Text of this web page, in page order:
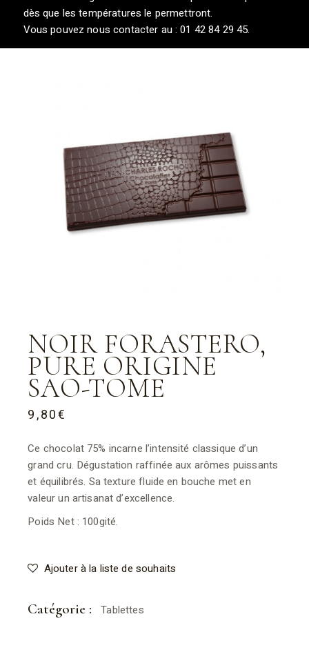
dès que les températures le permettront.
Vous pouvez nous contacter au : 01 42 84 29 45.
NOIR FORASTERO,
PURE ORIGINE
SAO-TOME
9,80€
Ce chocolat 75% incarne l’intensité classique d’un
grand cru. Dégustation raffinée aux arômes puissants
et équilibrés. Sa texture fluide en bouche met en
valeur un artisanat d’excellence.
Poids Net : 100gité.
Ajouter à la liste de souhaits
Catégorie : Tablettes